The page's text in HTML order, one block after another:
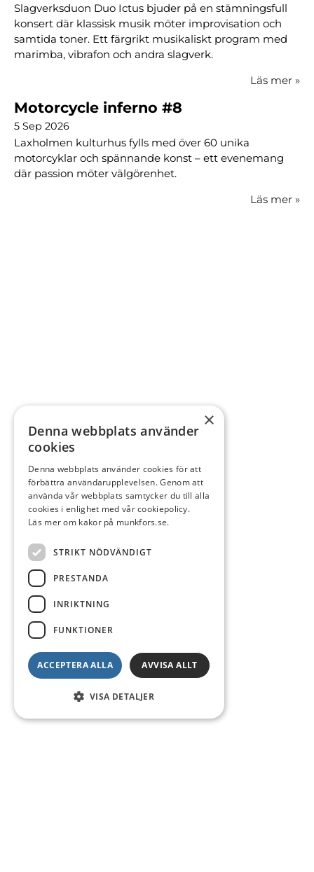
Slagverksduon Duo Ictus bjuder på en stämningsfull
konsert där klassisk musik möter improvisation och
samtida toner. Ett färgrikt musikaliskt program med
marimba, vibrafon och andra slagverk.
Läs mer »
Motorcycle inferno #8
5 Sep 2026
Laxholmen kulturhus fylls med över 60 unika
motorcyklar och spännande konst – ett evenemang
där passion möter välgörenhet.
Läs mer »
×
Denna webbplats använder
cookies
Denna webbplats använder cookies för att
förbättra användarupplevelsen. Genom att
använda vår webbplats samtycker du till alla
cookies i enlighet med vår cookiepolicy.
Läs mer om kakor på munkfors.se.
STRIKT NÖDVÄNDIGT
PRESTANDA
INRIKTNING
FUNKTIONER
ACCEPTERA ALLA AVVISA ALLT
VISA DETALJER